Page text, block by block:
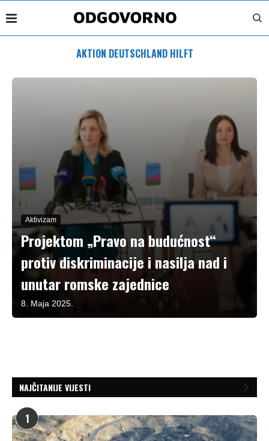
AKTION DEUTSCHLAND HILFT
Aktivizam
Projektom „Pravo na budućnost“
protiv diskriminacije i nasilja nad i
unutar romske zajednice
8. Maja 2025.
NAJČITANIJE VIJESTI
1